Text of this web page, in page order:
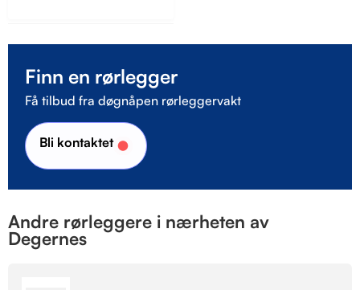
Finn en rørlegger
Få tilbud fra døgnåpen rørleggervakt
Bli kontaktet
Andre rørleggere i nærheten av
Degernes